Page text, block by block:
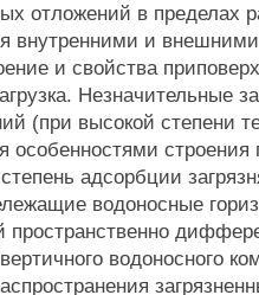
отложений в пределах
внутренними и
и свойства
Незначительные
(при высокой степени
особенностями строения
адсорбции
водоносные
пространственно
водоносного